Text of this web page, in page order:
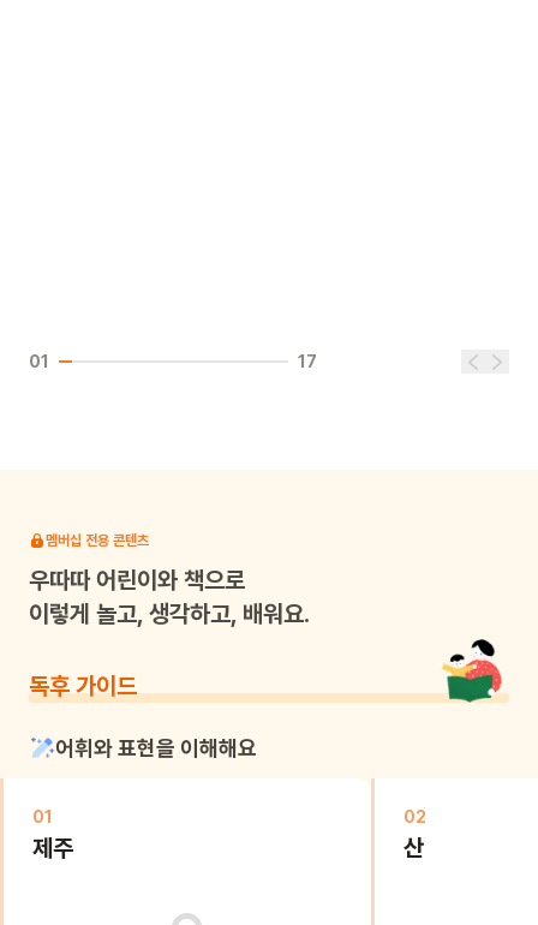
01 17
멤버십 전용 콘텐츠
우따따어린이와 책으로
이렇게 놀고, 생각하고, 배워요.
독후 가이드
어휘와 표현을 이해해요
01
제주
02
산